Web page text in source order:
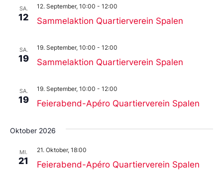
SA.
12 Sammelaktion Quartierverein Spalen
12. September, 10:00 - 12:00
SA.
19 Sammelaktion Quartierverein Spalen
19. September, 10:00 - 12:00
SA.
19 Feierabend-Apéro Quartierverein Spalen
19. September, 10:00 - 12:00
Oktober 2026
MI.
21 Feierabend-Apéro Quartierverein Spalen
21. Oktober, 18:00